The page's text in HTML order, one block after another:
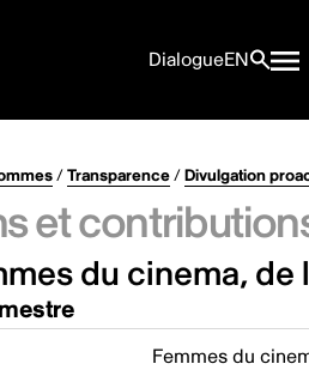
DialogueEN
/Transparence/Divulgation
et
du cinema,
Femmes du